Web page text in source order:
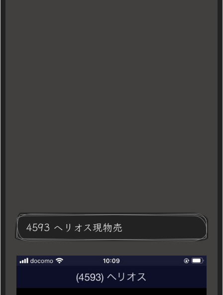
4593 ヘリオス現物売